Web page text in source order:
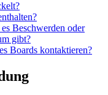
Beschwerden oder
gibt?
Boards kontaktieren?